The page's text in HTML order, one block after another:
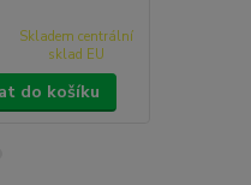
Skladem centrální
sklad EU
do košíku